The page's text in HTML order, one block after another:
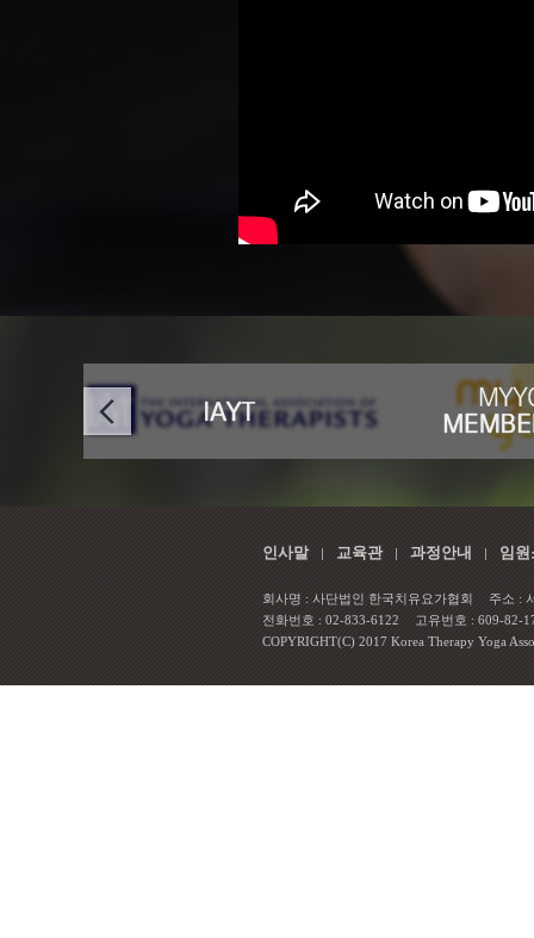
인사말 교육관 과정안내 임
회사명 : 사단법인 한국치유요가협회
주소 :
전화번호 : 02-833-6122
고유번호 : 609-82-
COPYRIGHT(C) 2017 Korea Therapy Yoga